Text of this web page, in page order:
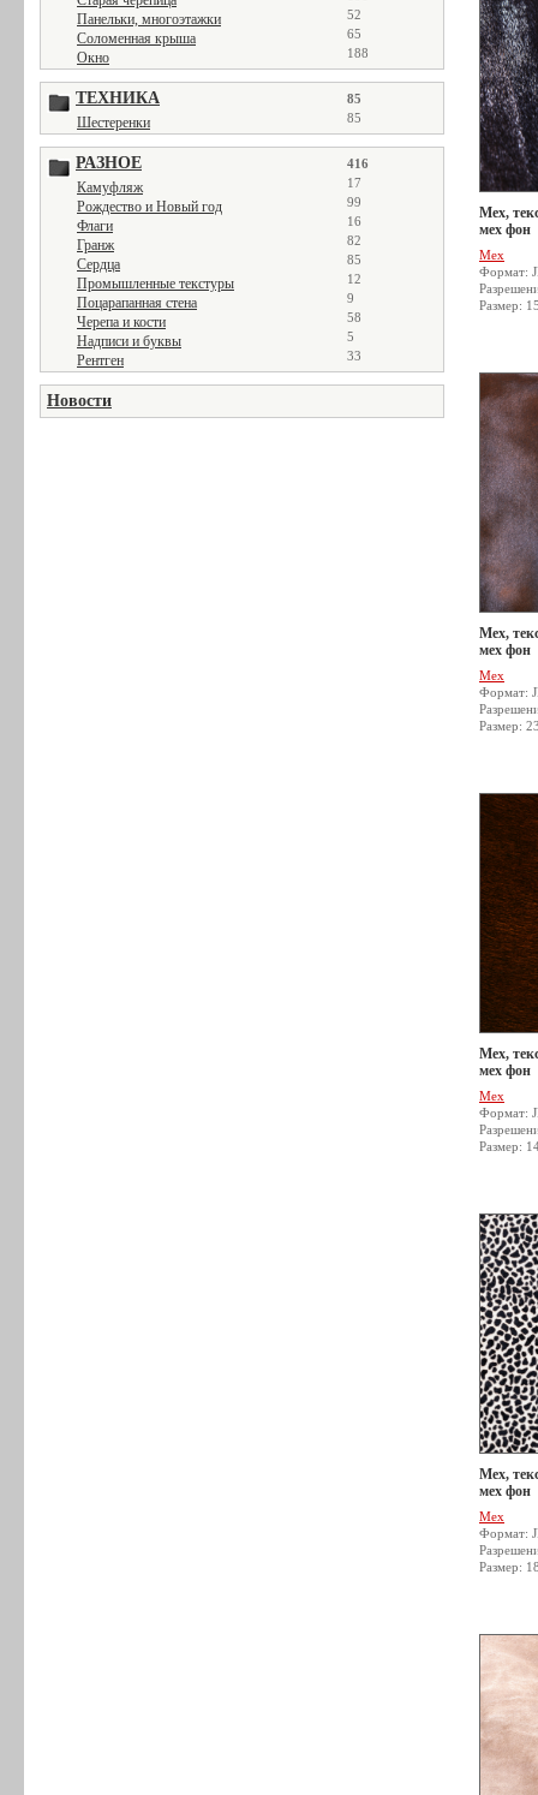
Панельки, многоэтажки 52
Соломенная крыша 65
Окно 188
ТЕХНИКА 85
Шестеренки 85
РАЗНОЕ 416
Камуфляж 17
Рождество и Новый год 99
Флаги 16
Гранж 82
Сердца 85
Промышленные текстуры 12
Поцарапанная стена 9
Черепа и кости 58
Надписи и буквы 5
Рентген 33
Новости
Мех,
мех фон
Мех
Формат:
Размер:
Мех,
мех фон
Мех
Формат:
Размер:
Мех,
мех фон
Мех
Формат:
Размер:
Мех,
мех фон
Мех
Формат:
Размер: